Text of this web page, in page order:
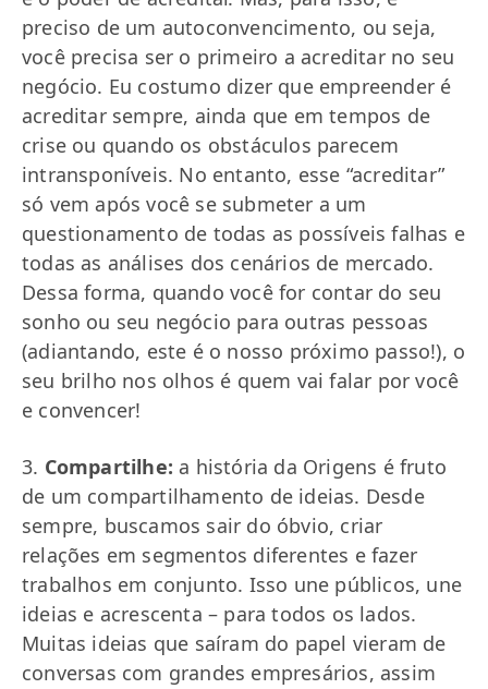
preciso de um autoconvencimento, ou seja,
você precisa ser o primeiro a acreditar no seu
negócio. Eu costumo dizer que empreender é
acreditar sempre, ainda que em tempos de
crise ou quando os obstáculos parecem
intransponíveis. No entanto, esse “acreditar”
só vem após você se submeter a um
questionamento de todas as possíveis falhas e
todas as análises dos cenários de mercado.
Dessa forma, quando você for contar do seu
sonho ou seu negócio para outras pessoas
(adiantando, este é o nosso próximo passo!), o
seu brilho nos olhos é quem vai falar por você
e convencer!
3. Compartilhe: a história da Origens é fruto
de um compartilhamento de ideias. Desde
sempre, buscamos sair do óbvio, criar
relações em segmentos diferentes e fazer
trabalhos em conjunto. Isso une públicos, une
ideias e acrescenta – para todos os lados.
Muitas ideias que saíram do papel vieram de
conversas com grandes empresários, assim